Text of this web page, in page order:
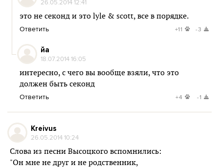
26.05.2014 12:41
это не секонд и это lyle & scott, все в порядке.
Ответить +11 -3
йа
18.07.2014 16:05
интересно, с чего вы вообще взяли, что это
должен быть секонд
Ответить +4 -1
Kreivus
26.05.2014 10:24
Слова из песни Высоцкого вспомнились:
"Он мне не друг и не родственник,